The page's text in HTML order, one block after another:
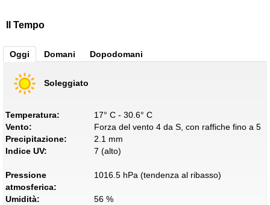
Il Tempo
Oggi Domani Dopodomani
Soleggiato
Temperatura:
17° C - 30.6° C
Vento:
Forza del vento 4 da S, con raffiche fino a 5
Precipitazione:
2.1 mm
Indice UV:
7 (alto)
Pressione
atmosferica:
1016.5 hPa (tendenza al ribasso)
Umidità:
56 %